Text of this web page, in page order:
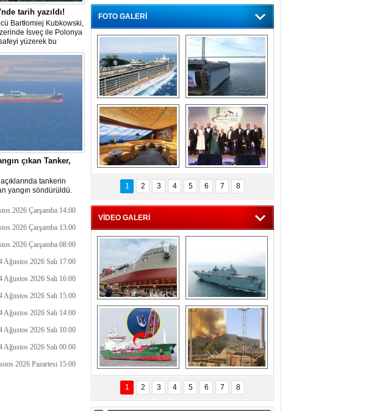
tarih yazıldı!
Bartłomiej Kubkowski,
İsveç ile Polonya
yüzerek bu
olarak tarihe geçti.
çıkan Tanker,
tankerin
yangın söndürüldü.
2026 Çarşamba 14:00
2026 Çarşamba 13:00
2026 Çarşamba 08:00
Ağustos 2026 Salı 17:00
Ağustos 2026 Salı 16:00
Ağustos 2026 Salı 15:00
Ağustos 2026 Salı 14:00
Ağustos 2026 Salı 10:00
Ağustos 2026 Salı 00:00
2026 Pazartesi 15:00
FOTO GALERİ
“Gemi içinde gemi”
konsepti ile MSC
Splendida
Dünyada tek!
Denizaltı yüzer
havuzu intikal
seyrine başladı
MSC'den 55 milyon
euroluk turizm geliri
müjdesi
5. Bosphorus Ship
Brokers Dinner,
İstanbul’da yapıldı
1 2 3 4 5 6 7 8
VİDEO GALERİ
Çeksan Tersanesi,
Başaran Bayrak
tankerini suya
indirdi
TCG Anadolu,
tersane teknik
seyrini tamamladı
Göçmenlerin
imdadına Türk
sahipli MINA DENIZ
yetişti
Milas’taki yangın
yeniden termik
santrallere doğru
ilerliyor
1 2 3 4 5 6 7 8